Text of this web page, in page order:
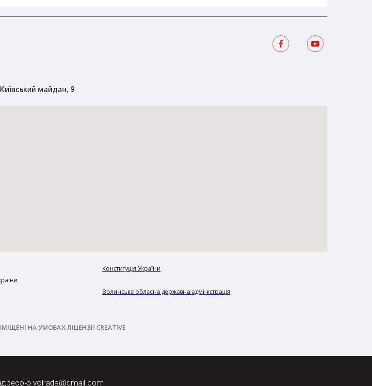
майдан, 9
Конституція України
Волинська обласна державна адміністрація
НА УМОВАХ ЛІЦЕНЗІЇ CREATIVE
volrada@gmail.com